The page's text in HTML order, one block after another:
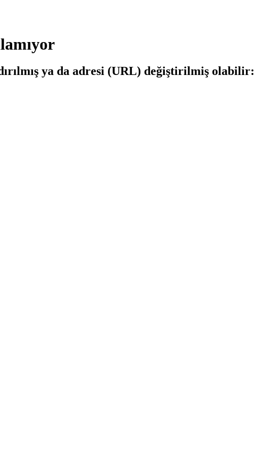
ya da adresi (URL) değiştirilmiş olabilir: